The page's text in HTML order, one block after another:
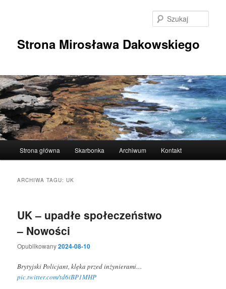
Strona Mirosława Dakowskiego
Strona główna Skarbonka Archiwum Kontakt
ARCHIWA TAGU:UK
UK – upadłe społeczeństwo
– Nowości
Opublikowany2024-08-10
Brytyjski Policjant, klęka przed inżynierami…
pic.twitter.com/td6iBP1MHP